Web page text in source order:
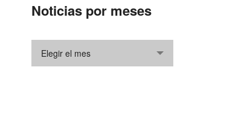
Noticias por meses
Elegir el mes